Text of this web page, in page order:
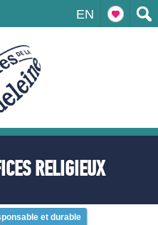
EN
RELIGIEUX
et durable